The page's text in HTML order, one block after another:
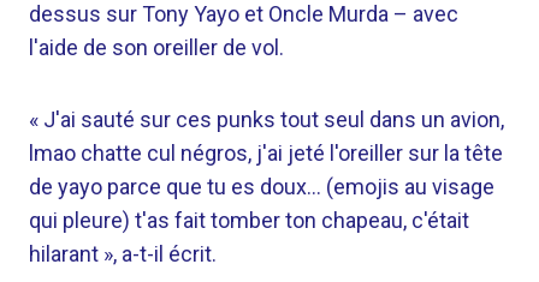
dessus sur Tony Yayo et Oncle Murda – avec
l'aide de son oreiller de vol.
« J'ai sauté sur ces punks tout seul dans un avion,
lmao chatte cul négros, j'ai jeté l'oreiller sur la tête
de yayo parce que tu es doux… (emojis au visage
qui pleure) t'as fait tomber ton chapeau, c'était
hilarant », a-t-il écrit.